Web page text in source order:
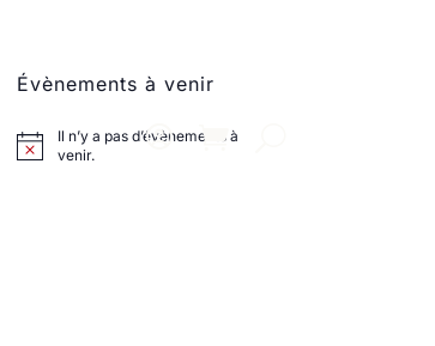
Évènements à venir
Il n’y a pas d’évènements à
venir.